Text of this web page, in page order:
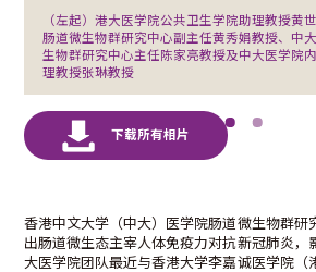
（左起）港大医学院公共卫生学院助理教授黄
肠道微生物群研究中心副主任黄秀娟教授、中
生物群研究中心主任陈家亮教授及中大医学院
理教授张琳教授
香港中文大学（中大）医学院肠道微生物群研
出肠道微生态主宰人体免疫力对抗新冠肺炎，
大医学院团队最近与香港大学李嘉诚医学院（